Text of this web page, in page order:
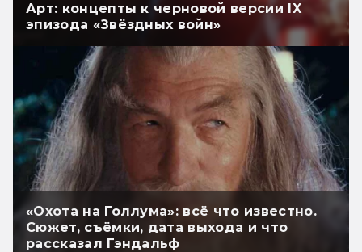
Арт: концепты к черновой версии IX
эпизода «Звёздных войн»
«Охота на Голлума»: всё что известно.
Сюжет, съёмки, дата выхода и что
рассказал Гэндальф